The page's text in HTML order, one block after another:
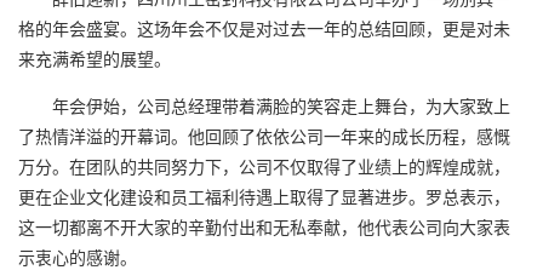
格的年会盛宴。这场年会不仅是对过去一年的总结回顾，更是对未
来充满希望的展望。
年会伊始，公司总经理带着满脸的笑容走上舞台，为大家致上
了热情洋溢的开幕词。他回顾了依依公司一年来的成长历程，感慨
万分。在团队的共同努力下，公司不仅取得了业绩上的辉煌成就，
更在企业文化建设和员工福利待遇上取得了显著进步。罗总表示，
这一切都离不开大家的辛勤付出和无私奉献，他代表公司向大家表
示衷心的感谢。